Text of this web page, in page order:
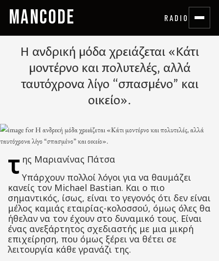
MANCODE RADIO
Η ανδρική μόδα χρειάζεται «Κάτι
μοντέρνο και πολυτελές, αλλά
ταυτόχρονα λίγο “σπασμένο” και
οικείο».
τ ης Μαριανίνας Πάτσα
Υπάρχουν πολλοί λόγοι για να θαυμάζει
κανείς τον Michael Bastian. Και ο πιο
σημαντικός, ίσως, είναι το γεγονός ότι δεν είναι
μέλος καμιάς εταιρίας-κολοσσού, όμως όλες θα
ήθελαν να τον έχουν στο δυναμικό τους. Είναι
ένας ανεξάρτητος σχεδιαστής με μια μικρή
επιχείρηση, που όμως ξέρει να θέτει σε
λειτουργία κάθε γρανάζι της.